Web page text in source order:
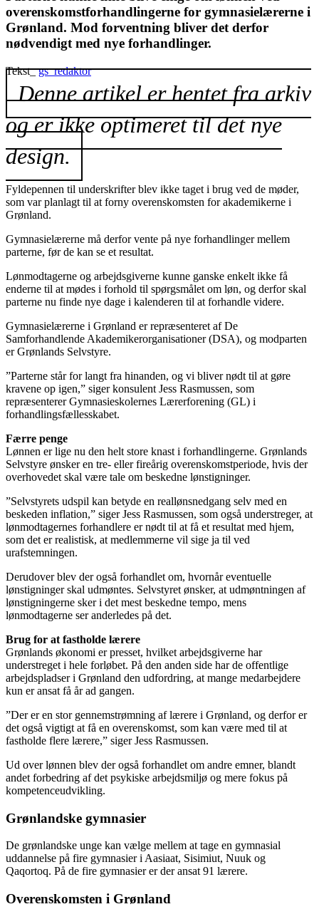
overenskomstforhandlingerne for gymnasielærerne i
Grønland. Mod forventning bliver det derfor
nødvendigt med nye forhandlinger.
Tekst_gs_redaktor
Denne artikel er hentet fra arkiv
og er ikke optimeret til det nye
design.
Fyldepennen til underskrifter blev ikke taget i brug ved de møder,
som var planlagt til at forny overenskomsten for akademikerne i
Grønland.
Gymnasielærerne må derfor vente på nye forhandlinger mellem
parterne, før de kan se et resultat.
Lønmodtagerne og arbejdsgiverne kunne ganske enkelt ikke få
enderne til at mødes i forhold til spørgsmålet om løn, og derfor skal
parterne nu finde nye dage i kalenderen til at forhandle videre.
Gymnasielærerne i Grønland er repræsenteret af De
Samforhandlende Akademikerorganisationer (DSA), og modparten
er Grønlands Selvstyre.
”Parterne står for langt fra hinanden, og vi bliver nødt til at gøre
kravene op igen,” siger konsulent Jess Rasmussen, som
repræsenterer Gymnasieskolernes Lærerforening (GL) i
forhandlingsfællesskabet.
Færre penge
Lønnen er lige nu den helt store knast i forhandlingerne. Grønlands
Selvstyre ønsker en tre- eller fireårig overenskomstperiode, hvis der
overhovedet skal være tale om beskedne lønstigninger.
”Selvstyrets udspil kan betyde en reallønsnedgang selv med en
beskeden inflation,” siger Jess Rasmussen, som også understreger, at
lønmodtagernes forhandlere er nødt til at få et resultat med hjem,
som det er realistisk, at medlemmerne vil sige ja til ved
urafstemningen.
Derudover blev der også forhandlet om, hvornår eventuelle
lønstigninger skal udmøntes. Selvstyret ønsker, at udmøntningen af
lønstigningerne sker i det mest beskedne tempo, mens
lønmodtagerne ser anderledes på det.
Brug for at fastholde lærere
Grønlands økonomi er presset, hvilket arbejdsgiverne har
understreget i hele forløbet. På den anden side har de offentlige
arbejdspladser i Grønland den udfordring, at mange medarbejdere
kun er ansat få år ad gangen.
”Der er en stor gennemstrømning af lærere i Grønland, og derfor er
det også vigtigt at få en overenskomst, som kan være med til at
fastholde flere lærere,” siger Jess Rasmussen.
Ud over lønnen blev der også forhandlet om andre emner, blandt
andet forbedring af det psykiske arbejdsmiljø og mere fokus på
kompetenceudvikling.
Grønlandske gymnasier
De grønlandske unge kan vælge mellem at tage en gymnasial
uddannelse på fire gymnasier i Aasiaat, Sisimiut, Nuuk og
Qaqortoq. På de fire gymnasier er der ansat 91 lærere.
Overenskomsten i Grønland